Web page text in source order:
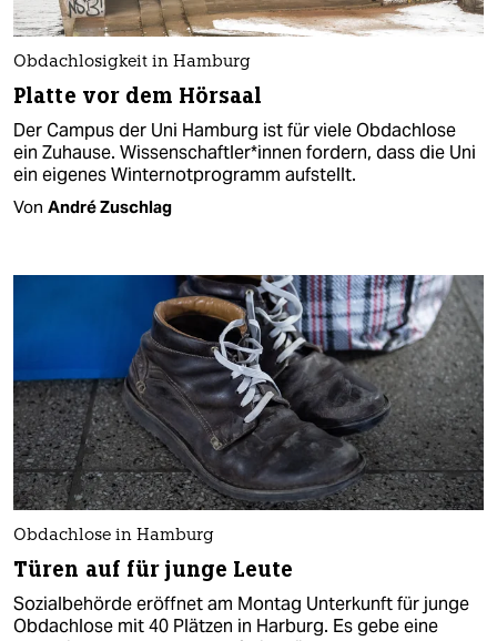
Obdachlosigkeit in Hamburg
Platte vor dem Hörsaal
Der Campus der Uni Hamburg ist für viele Obdachlose
ein Zuhause. Wissenschaftler*innen fordern, dass die Uni
ein eigenes Winternotprogramm aufstellt.
Von André Zuschlag
Obdachlose in Hamburg
Türen auf für junge Leute
Sozialbehörde eröffnet am Montag Unterkunft für junge
Obdachlose mit 40 Plätzen in Harburg. Es gebe eine